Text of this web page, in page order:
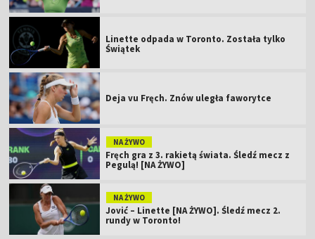
Linette odpada w Toronto. Została tylko
Świątek
Deja vu Fręch. Znów uległa faworytce
NA ŻYWO
Fręch gra z 3. rakietą świata. Śledź mecz z
Pegulą! [NA ŻYWO]
NA ŻYWO
Jović – Linette [NA ŻYWO]. Śledź mecz 2.
rundy w Toronto!